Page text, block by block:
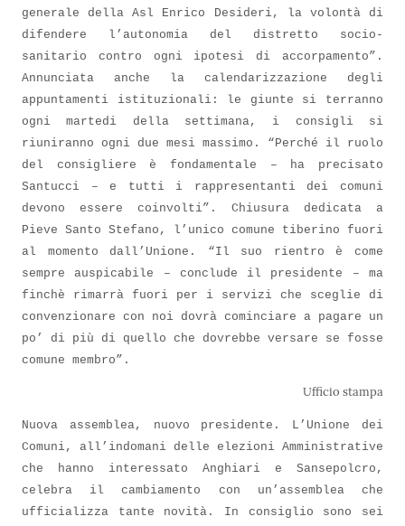
generale della Asl Enrico Desideri, la volontà di
difendere l’autonomia del distretto socio-
sanitario contro ogni ipotesi di accorpamento”.
Annunciata anche la calendarizzazione degli
appuntamenti istituzionali: le giunte si terranno
ogni martedi della settimana, i consigli si
riuniranno ogni due mesi massimo. “Perché il ruolo
del consigliere è fondamentale – ha precisato
Santucci – e tutti i rappresentanti dei comuni
devono essere coinvolti”. Chiusura dedicata a
Pieve Santo Stefano, l’unico comune tiberino fuori
al momento dall’Unione. “Il suo rientro è come
sempre auspicabile – conclude il presidente – ma
finchè rimarrà fuori per i servizi che sceglie di
convenzionare con noi dovrà cominciare a pagare un
po’ di più di quello che dovrebbe versare se fosse
comune membro”.
Ufficio stampa
Nuova assemblea, nuovo presidente. L’Unione dei
Comuni, all’indomani delle elezioni Amministrative
che hanno interessato Anghiari e Sansepolcro,
celebra il cambiamento con un’assemblea che
ufficializza tante novità. In consiglio sono sei